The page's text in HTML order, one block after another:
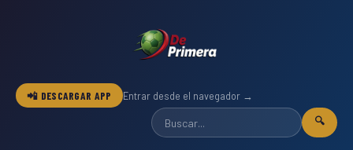
📲 DESCARGAR APP Entrar desde el navegador →
🔍